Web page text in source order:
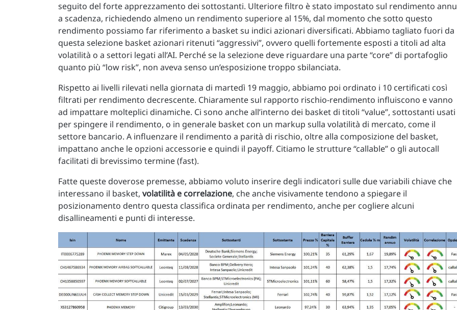
seguito del forte apprezzamento dei sottostanti. Ulteriore filtro è stato impostato sul rendimento
a scadenza, richiedendo almeno un rendimento superiore al 15%, dal momento che sotto questo
rendimento possiamo far riferimento a basket su indici azionari diversificati. Abbiamo tagliato fuori da
questa selezione basket azionari ritenuti “aggressivi”, ovvero quelli fortemente esposti a titoli ad alta
volatilità o a settori legati all’AI. Perché se la selezione deve riguardare una parte “core” di portafoglio
quanto più “low risk”, non aveva senso un’esposizione troppo sbilanciata.
Rispetto ai livelli rilevati nella giornata di martedì 19 maggio, abbiamo poi ordinato i 10 certificati così
filtrati per rendimento decrescente. Chiaramente sul rapporto rischio-rendimento influiscono e vanno
ad impattare molteplici dinamiche. Ci sono anche all’interno dei basket di titoli “value”, sottostanti usati
per spingere il rendimento, o in generale basket con un markup sulla volatilità di mercato, come il
settore bancario. A influenzare il rendimento a parità di rischio, oltre alla composizione del basket,
impattano anche le opzioni accessorie e quindi il payoff. Citiamo le strutture “callable” o gli autocall
facilitati di brevissimo termine (fast).
Fatte queste doverose premesse, abbiamo voluto inserire degli indicatori sulle due variabili chiave che
interessano il basket, volatilità e correlazione, che anche visivamente tendono a spiegare il
posizionamento dentro questa classifica ordinata per rendimento, anche per cogliere alcuni
disallineamenti e punti di interesse.